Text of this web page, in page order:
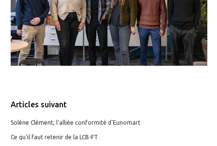
Articles suivant
Solène Clément, l'alliée conformité d'Eunomart
Ce qu'il faut retenir de la LCB-FT